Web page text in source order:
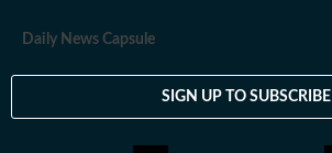
Daily News Capsule
SIGN UP TO SUBSCRIBE